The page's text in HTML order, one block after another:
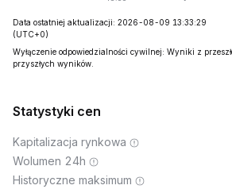
Data ostatniej aktualizacji: 2026-08-09 13:33:29
(UTC+0)
Wyłączenie odpowiedzialności cywilnej: Wyniki z
przyszłych wyników.
Statystyki cen
Kapitalizacja rynkowa
Wolumen 24h
Historyczne maksimum